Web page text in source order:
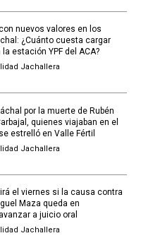
nuevos valores en los
¿Cuánto cuesta cargar
estación YPF del ACA?
Jachallera
por la muerte de Rubén
quienes viajaban en el
estrelló en Valle Fértil
Jachallera
el viernes si la causa contra
Maza queda en
a juicio oral
Jachallera